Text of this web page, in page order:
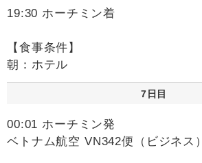
19:30 ホーチミン着
【食事条件】
朝：ホテル
7日目
00:01 ホーチミン発
ベトナム航空 VN342便（ビジネス）